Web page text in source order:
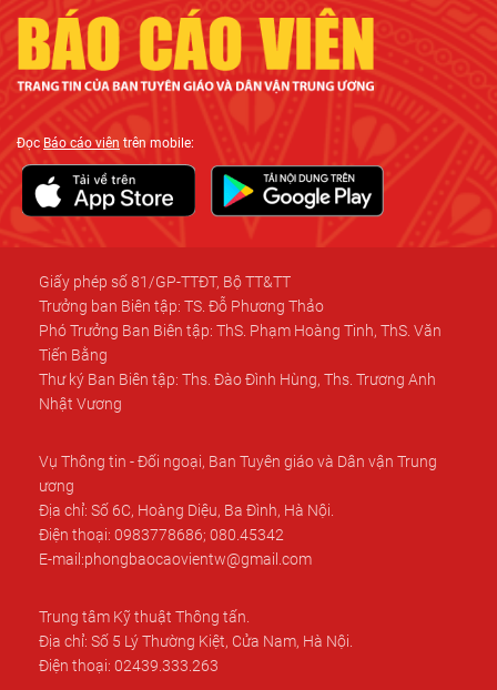
ĐọcBáo cáo viên trên mobile:
Giấy phép số 81/GP-TTĐT, Bộ TT&TT
Trưởng ban Biên tập: TS. Đỗ Phương Thảo
Phó Trưởng Ban Biên tập: ThS. Phạm Hoàng Tinh, ThS. Văn
Tiến Bằng
Thư ký Ban Biên tập: Ths. Đào Đình Hùng, Ths. Trương Anh
Nhật Vương
Vụ Thông tin - Đối ngoại, Ban Tuyên giáo và Dân vận Trung
ương
Địa chỉ: Số 6C, Hoàng Diệu, Ba Đình, Hà Nội.
Điện thoại: 0983778686; 080.45342
E-mail:phongbaocaovientw@gmail.com
Trung tâm Kỹ thuật Thông tấn.
Địa chỉ: Số 5 Lý Thường Kiệt, Cửa Nam, Hà Nội.
Điện thoại: 02439.333.263